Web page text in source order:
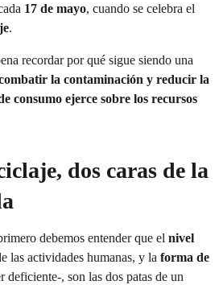
17 de mayo, cuando se celebra el
.
recordar por qué sigue siendo una
la contaminación y reducir la
consumo ejerce sobre los recursos
dos caras de la
debemos entender que el nivel
las actividades humanas, y la forma de
deficiente-, son las dos patas de un